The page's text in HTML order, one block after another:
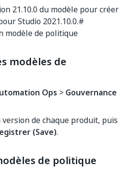
21.10.0 du modèle pour créer
Studio 2021.10.0.#
modèle de politique
modèles de
Ops > Gouvernance
de chaque produit, puis
(Save).
de politique